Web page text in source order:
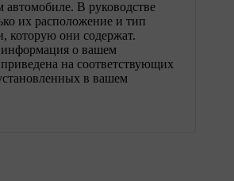
автомобиле. В руководстве
их расположение и тип
которую они содержат.
информация о вашем
на соответствующих
в вашем